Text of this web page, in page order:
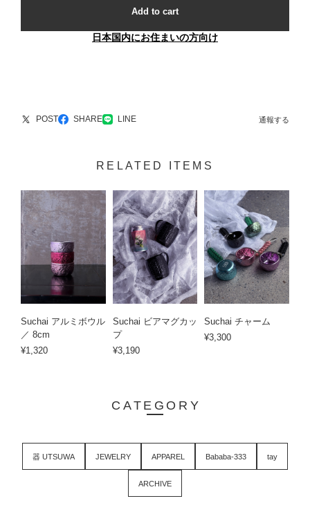
Add to cart
日本国内にお住まいの方向け
POST SHARE LINE 通報する
RELATED ITEMS
Suchai アルミボウル
／ 8cm
¥1,320
Suchai ビアマグカッ
プ
¥3,190
Suchai チャーム
¥3,300
CATEGORY
器 UTSUWA JEWELRY APPAREL Bababa-333 tay
ARCHIVE